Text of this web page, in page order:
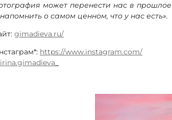
может перенести нас в прошлое
о самом ценном, что у нас есть».
gimadieva.ru/
https://www.instagram.com/